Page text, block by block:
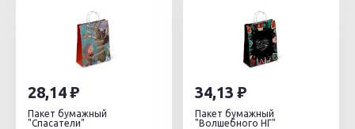
28,14
Пакет бумажный
"Спасатели"
34,13
Пакет бумажный
"Волшебного НГ"